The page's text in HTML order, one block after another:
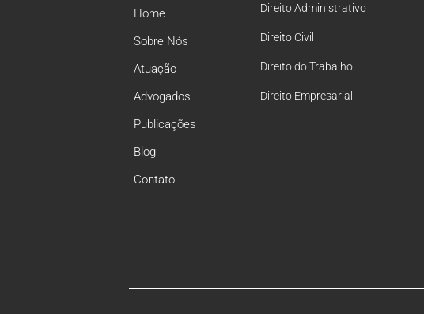
Home
Sobre Nós
Atuação
Advogados
Publicações
Blog
Contato
Direito Administrativo
Direito Civil
Direito do Trabalho
Direito Empresarial